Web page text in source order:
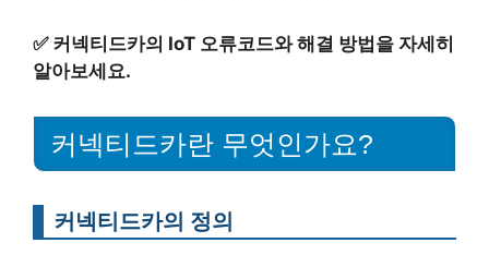
✅ 커넥티드카의 IoT 오류코드와 해결 방법을 자세히
알아보세요.
커넥티드카란 무엇인가요?
커넥티드카의 정의